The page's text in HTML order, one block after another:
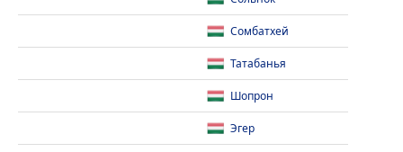
Сомбатхей
Татабанья
Шопрон
Эгер